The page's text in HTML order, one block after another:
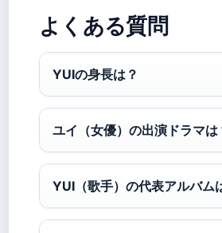
よくある質問
YUIの身長は？
ユイ（女優）の出演ドラマは
YUI（歌手）の代表アルバム